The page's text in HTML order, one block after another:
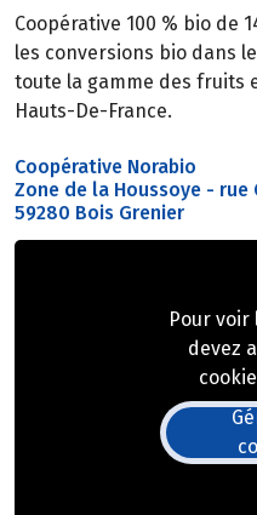
Coopérative 100 % bio de
les conversions bio dans
toute la gamme des fruits
Hauts-De-France.
Coopérative Norabio
Zone de la Houssoye - rue
59280 Bois Grenier
Pour voir
devez